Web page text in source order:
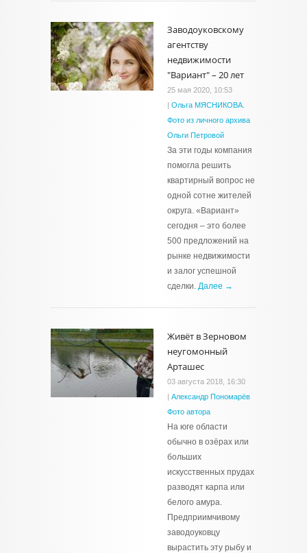
Заводоуковскому
агентству
недвижимости
"Вариант" – 20 лет
25 мая 2020, 10:53
| Ольга МЯСНИКОВА.
Фото из личного архива
Ольги Петровой
За эти годы компания
помогла решить
квартирный вопрос не
одной сотне жителей
округа. «Вариант»
сегодня – это более
500 предложений на
рынке недвижимости
и залог успешной
сделки. Далее →
Живёт в Зерновом
неугомонный
Арташес
03 августа 2018, 16:30
| Александр Пономарёв
Фото автора
На юге области
обычно в озёрах или
больших
искусственных прудах
разводят карпа или
белого амура.
Предприимчивому
заводоуковцу
вырастить эту рыбу и